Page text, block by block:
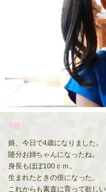
4歳。
娘、今日で4歳になりました。
随分お姉ちゃんになったね。
身長もほぼ100ｃｍ。
生まれたときの倍になった。
これからも素直に育って欲しい